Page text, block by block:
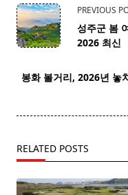
<span
class="nav-
subtitle
reader-
PREVIOUS
성주군 봄
2026 최신
봉화 볼거리, 2026년 놓
RELATED POSTS